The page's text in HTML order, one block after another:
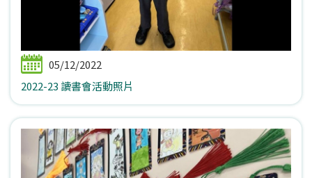
05/12/2022
2022-23 讀書會活動照片